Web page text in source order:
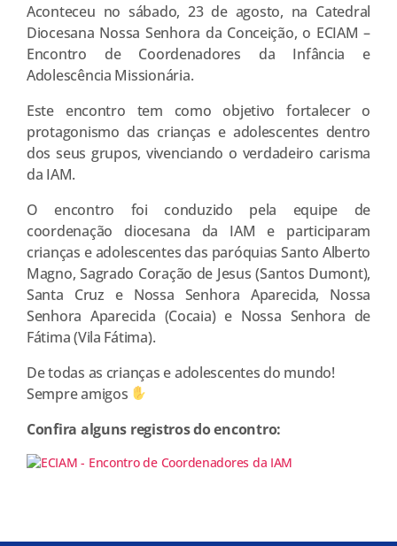
Aconteceu no sábado, 23 de agosto, na Catedral
Diocesana Nossa Senhora da Conceição, o ECIAM –
Encontro de Coordenadores da Infância e
Adolescência Missionária.
Este encontro tem como objetivo fortalecer o
protagonismo das crianças e adolescentes dentro
dos seus grupos, vivenciando o verdadeiro carisma
da IAM.
O encontro foi conduzido pela equipe de
coordenação diocesana da IAM e participaram
crianças e adolescentes das paróquias Santo Alberto
Magno, Sagrado Coração de Jesus (Santos Dumont),
Santa Cruz e Nossa Senhora Aparecida, Nossa
Senhora Aparecida (Cocaia) e Nossa Senhora de
Fátima (Vila Fátima).
De todas as crianças e adolescentes do mundo!
Sempre amigos
Confira alguns registros do encontro: